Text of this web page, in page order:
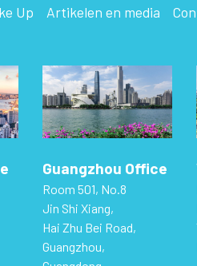
Up Artikelen en media
Guangzhou Office
Room 501, No.8
Jin Shi Xiang,
Hai Zhu Bei Road,
Guangzhou,